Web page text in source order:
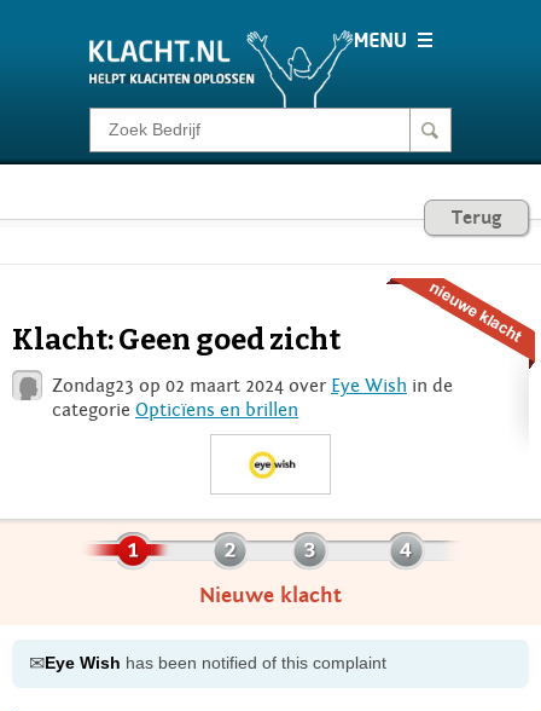
Klacht melden
Consumentenrecht Terug
Klacht: Geen goed zicht
Zondag23 op 02 maart 2024 over Eye Wish in de
categorie Opticïens en brillen
Nieuwe klacht
✉Eye Wish has been notified of this complaint